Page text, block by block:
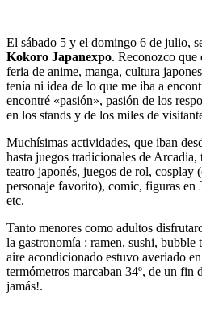
El sábado 5 y el domingo 6 de julio,
Kokoro Japanexpo. Reconozco que
feria de anime, manga, cultura
tenía ni idea de lo que me iba a
encontré «pasión», pasión de los
en los stands y de los miles de
Muchísimas actividades, que iban
hasta juegos tradicionales de Arcadia,
teatro japonés, juegos de rol, cosplay
personaje favorito), comic, figuras en
etc.
Tanto menores como adultos
la gastronomía : ramen, sushi,
aire acondicionado estuvo averiado
termómetros marcaban 34º, de un fin
jamás!.